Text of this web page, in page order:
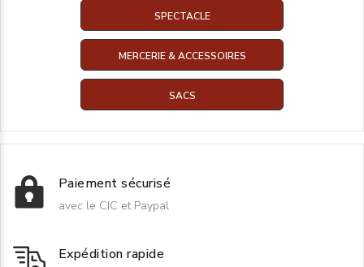
SPECTACLE
MERCERIE & ACCESSOIRES
SACS
Paiement sécurisé
avec le CIC et Paypal
Expédition rapide